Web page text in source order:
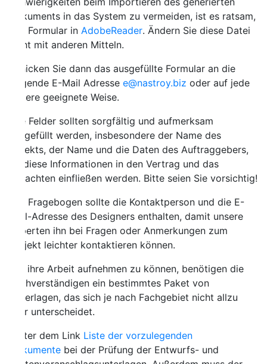
in das System zu vermeiden, ist es ratsam,
Formular in AdobeReader. Ändern Sie diese Datei
mit anderen Mitteln.
Sie dann das ausgefüllte Formular an die
E-Mail Adressee@nastroy.bizoder auf jede
geeignete Weise.
Felder sollten sorgfältig und aufmerksam
werden, insbesondere der Name des
der Name und die Daten des Auftraggebers,
Informationen in den Vertrag und das
einfließen werden. Bitte seien Sie vorsichtig!
Fragebogen sollte die Kontaktperson und die E-
Adresse des Designers enthalten, damit unsere
ihn bei Fragen oder Anmerkungen zum
leichter kontaktieren können.
ihre Arbeit aufnehmen zu können, benötigen die
ein bestimmtes Paket von
das sich je nach Fachgebiet nicht allzu
unterscheidet.
dem Link Liste der vorzulegenden
bei der Prüfung der Entwurfs- und